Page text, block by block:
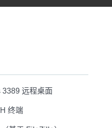
远程桌面
终端